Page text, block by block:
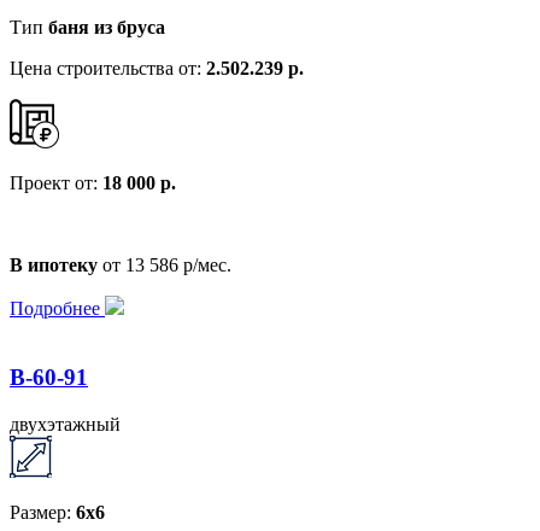
Тип баня из бруса
Цена строительства от: 2.502.239 р.
Проект от: 18 000 р.
В ипотеку от 13 586 р/мес.
Подробнее
B-60-91
двухэтажный
Размер: 6x6